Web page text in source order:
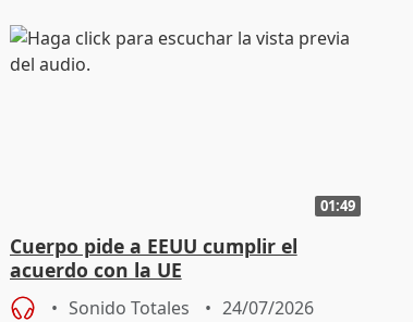
01:49
Cuerpo pide a EEUU cumplir el
acuerdo con la UE
Sonido Totales 24/07/2026